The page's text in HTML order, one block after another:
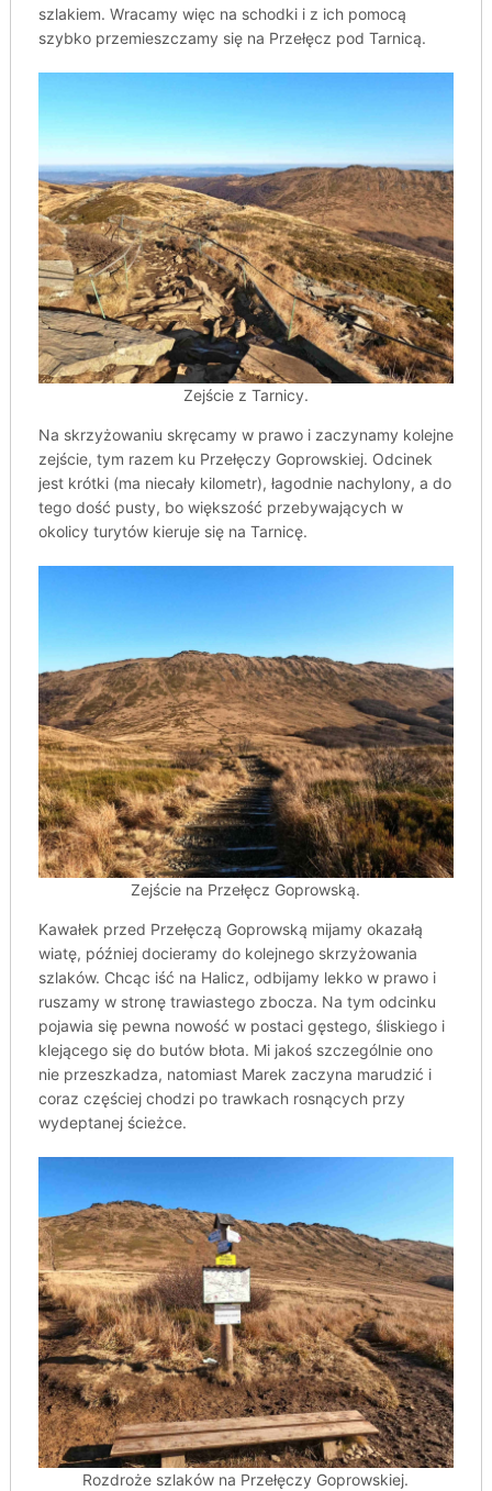
szlakiem. Wracamy więc na schodki i z ich pomocą
szybko przemieszczamy się na Przełęcz pod Tarnicą.
Zejście z Tarnicy.
Na skrzyżowaniu skręcamy w prawo i zaczynamy kolejne
zejście, tym razem ku Przełęczy Goprowskiej. Odcinek
jest krótki (ma niecały kilometr), łagodnie nachylony, a do
tego dość pusty, bo większość przebywających w
okolicy turytów kieruje się na Tarnicę.
Zejście na Przełęcz Goprowską.
Kawałek przed Przełęczą Goprowską mijamy okazałą
wiatę, później docieramy do kolejnego skrzyżowania
szlaków. Chcąc iść na Halicz, odbijamy lekko w prawo i
ruszamy w stronę trawiastego zbocza. Na tym odcinku
pojawia się pewna nowość w postaci gęstego, śliskiego i
klejącego się do butów błota. Mi jakoś szczególnie ono
nie przeszkadza, natomiast Marek zaczyna marudzić i
coraz częściej chodzi po trawkach rosnących przy
wydeptanej ścieżce.
Rozdroże szlaków na Przełęczy Goprowskiej.